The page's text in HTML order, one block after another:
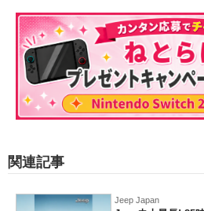
関連記事
Jeep Japan